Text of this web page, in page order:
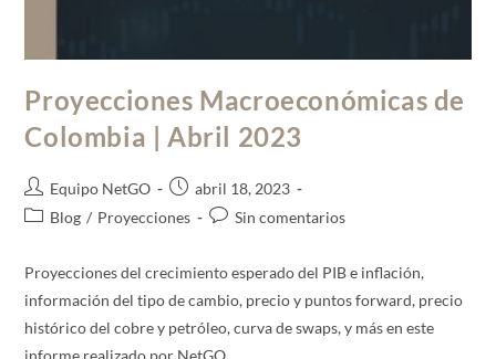
Proyecciones Macroeconómicas de
Colombia | Abril 2023
Equipo NetGO
abril 18, 2023
Blog / Proyecciones Sin comentarios
Proyecciones del crecimiento esperado del PIB e inflación,
información del tipo de cambio, precio y puntos forward, precio
histórico del cobre y petróleo, curva de swaps, y más en este